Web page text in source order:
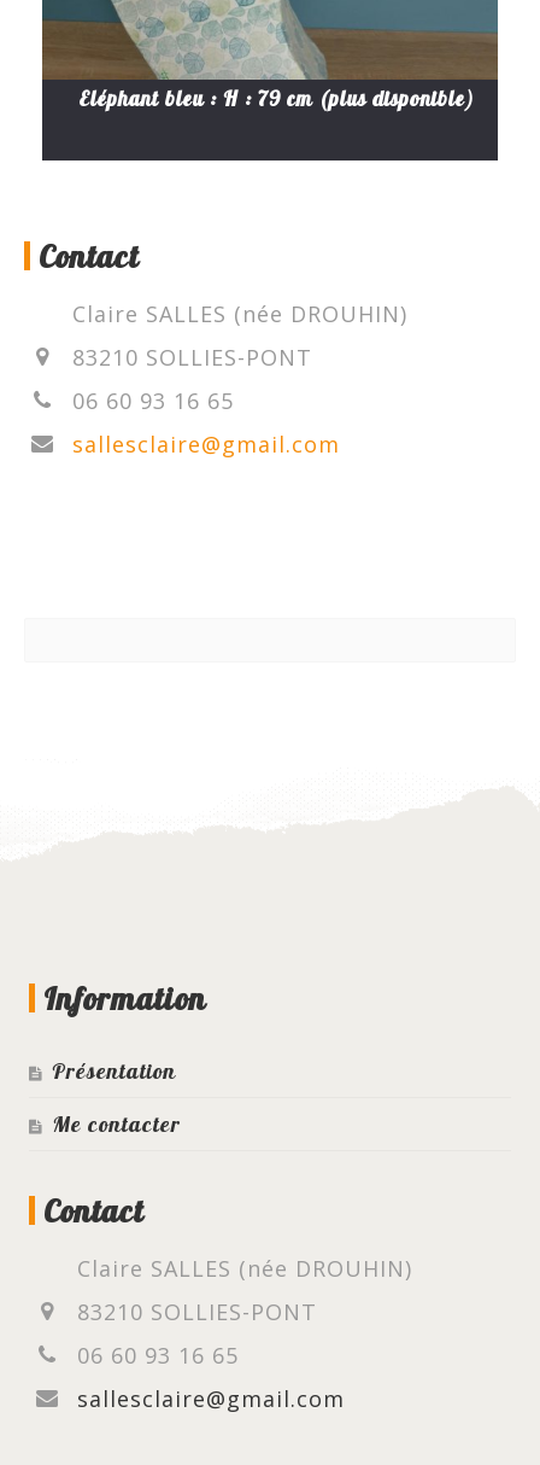
Eléphant bleu : H : 79 cm (plus disponible)
Contact
Claire SALLES (née DROUHIN)
83210 SOLLIES-PONT
06 60 93 16 65
sallesclaire@gmail.com
Information
Présentation
Me contacter
Contact
Claire SALLES (née DROUHIN)
83210 SOLLIES-PONT
06 60 93 16 65
sallesclaire@gmail.com